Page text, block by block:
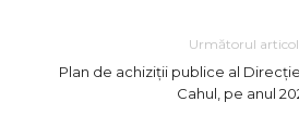
Următorul articol
Plan de achiziţii publice al
Cahul, pe anul